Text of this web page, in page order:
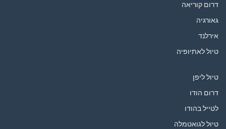
דרום קוריאה
גאורגיה
אירלנד
טיול לאתיופיה
טיול ליפן
דרום הודו
לטייל בהודו
טיול לגואטמלה